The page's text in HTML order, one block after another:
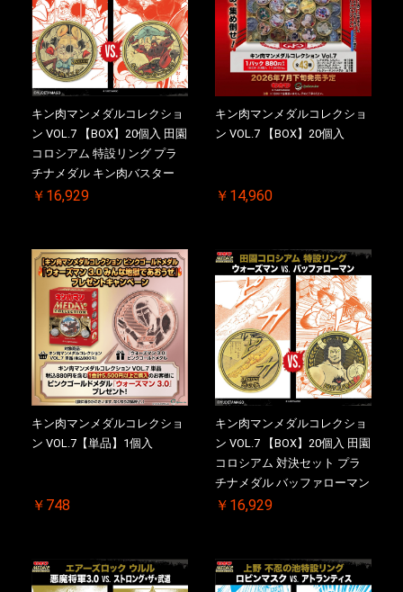
キン肉マンメダルコレクショ
ン VOL.7 【BOX】20個入 田園
コロシアム 特設リング プラ
チナメダル キン肉バスター
VS. キン肉バスターやぶり 初
メダル(非売品)付
￥16,929
キン肉マンメダルコレクショ
ン VOL.7 【BOX】20個入
￥14,960
キン肉マンメダルコレクショ
ン VOL.7【単品】1個入
￥748
キン肉マンメダルコレクショ
ン VOL.7 【BOX】20個入 田園
コロシアム 対決セット プラ
チナメダル バッファローマン
2.0 顎髭 Ver. VS. 光の矢 初回
メダル(非売品)付
￥16,929